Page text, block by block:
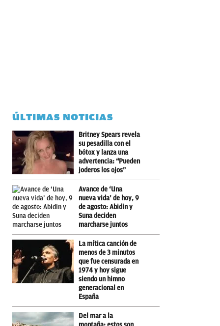
ÚLTIMAS NOTICIAS
Britney Spears revela
su pesadilla con el
bótox y lanza una
advertencia: “Pueden
joderos los ojos”
Avance de ‘Una
nueva vida’ de hoy, 9
de agosto: Abidin y
Suna deciden
marcharse juntos
La mítica canción de
menos de 3 minutos
que fue censurada en
1974 y hoy sigue
siendo un himno
generacional en
España
Del mar a la